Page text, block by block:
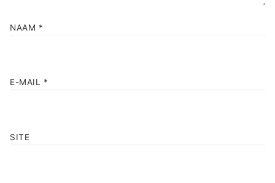
NAAM *
E-MAIL *
SITE